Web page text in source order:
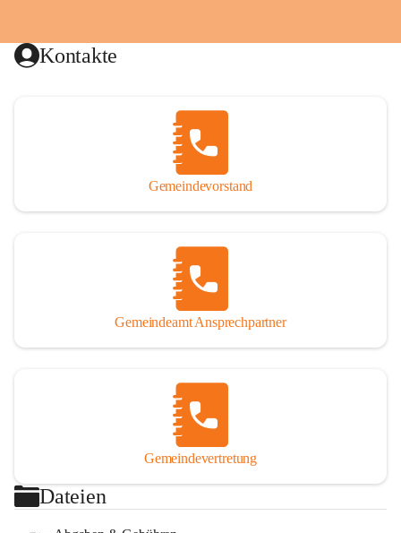
Kontakte
Gemeindevorstand
Gemeindeamt Ansprechpartner
Gemeindevertretung
Dateien